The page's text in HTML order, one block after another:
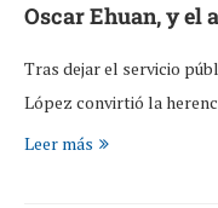
Oscar Ehuan, y el
Tras dejar el servicio
López convirtió la
Leer más